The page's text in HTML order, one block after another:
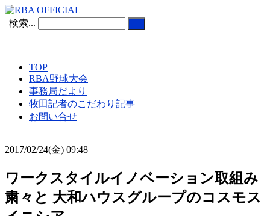
検索...
TOP
RBA野球大会
事務局だより
牧田記者のこだわり記事
お問い合せ
2017/02/24(金) 09:48
ワークスタイルイノベーション取組み
粛々と 大和ハウスグループのコスモス